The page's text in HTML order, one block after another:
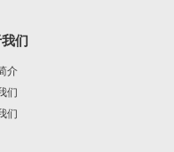
们
介
们
们